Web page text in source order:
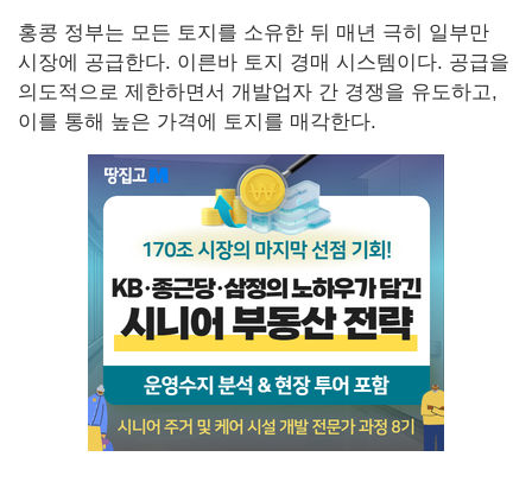
홍콩 정부는 모든 토지를 소유한 뒤 매년 극히 일부만
시장에 공급한다. 이른바 토지 경매 시스템이다. 공급을
의도적으로 제한하면서 개발업자 간 경쟁을 유도하고,
이를 통해 높은 가격에 토지를 매각한다.